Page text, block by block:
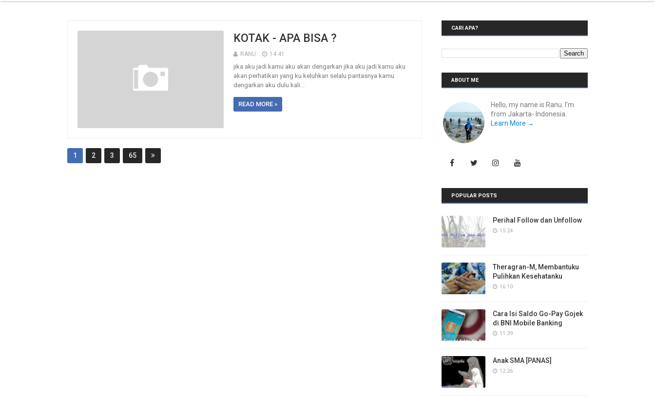
KOTAK - APA BISA ?
RANU 14:41
jika aku jadi kamu aku akan dengarkan jika aku jadi kamu aku
akan perhatikan yang ku keluhkan selalu pantasnya kamu
dengarkan aku dulu kali...
READ MORE »
1 2 3 65
CARI APA?
ABOUT ME
Hello, my name is Ranu. I'm
from Jakarta- Indonesia.
Learn More →
POPULAR POSTS
Perihal Follow dan Unfollow
15:24
Theragran-M, Membantuku
Pulihkan Kesehatanku
16:10
Cara Isi Saldo Go-Pay Gojek
di BNI Mobile Banking
11:39
Anak SMA [PANAS]
12:26